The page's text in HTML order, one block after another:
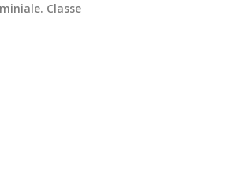
Classe